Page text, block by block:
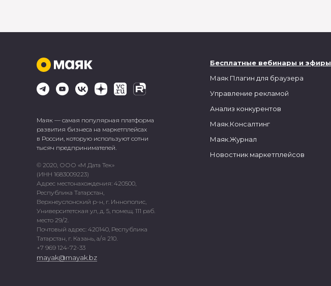
Маяк — самая популярная платформа
развития бизнеса на маркетплейсах
в России, которую используют сотни
тысяч предпринимателей.
© 2020, ООО «М Дата Тек»
(ИНН 1683009223)
Адрес местонахождения: 420500,
Республика Татарстан,
Верхнеуслонский р-н, г. Иннополис,
Университетская ул, д. 5, помещ. 111 раб.
место 29/2.
Почтовый адрес: 420140, Республика
Татарстан, г. Казань, а/я 210.
+7 969 124-72-33
mayak@mayak.bz
Бесплатные вебинары и эфиры
Маяк Плагин для браузера
Управление рекламой
Анализ конкурентов
Маяк.Консалтинг
Маяк.Журнал
Новостник маркетплейсов